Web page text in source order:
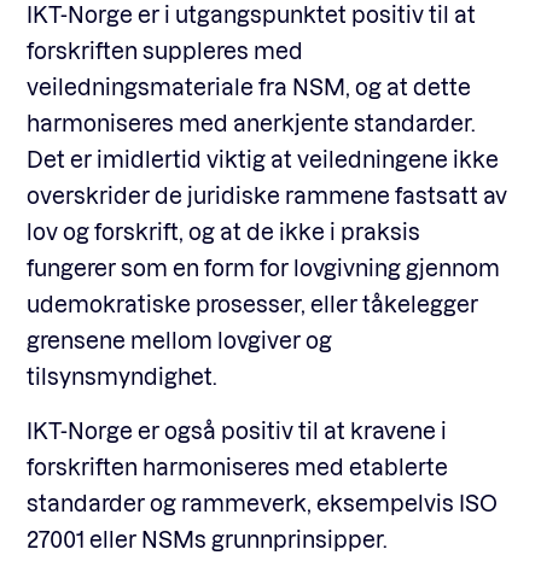
IKT-Norge er i utgangspunktet positiv til at
forskriften suppleres med
veiledningsmateriale fra NSM, og at dette
harmoniseres med anerkjente standarder.
Det er imidlertid viktig at veiledningene ikke
overskrider de juridiske rammene fastsatt av
lov og forskrift, og at de ikke i praksis
fungerer som en form for lovgivning gjennom
udemokratiske prosesser, eller tåkelegger
grensene mellom lovgiver og
tilsynsmyndighet.
IKT-Norge er også positiv til at kravene i
forskriften harmoniseres med etablerte
standarder og rammeverk, eksempelvis ISO
27001 eller NSMs grunnprinsipper.